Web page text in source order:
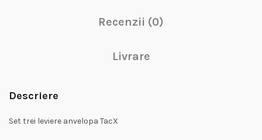
Recenzii (0)
Livrare
Descriere
Set trei leviere anvelopa TacX